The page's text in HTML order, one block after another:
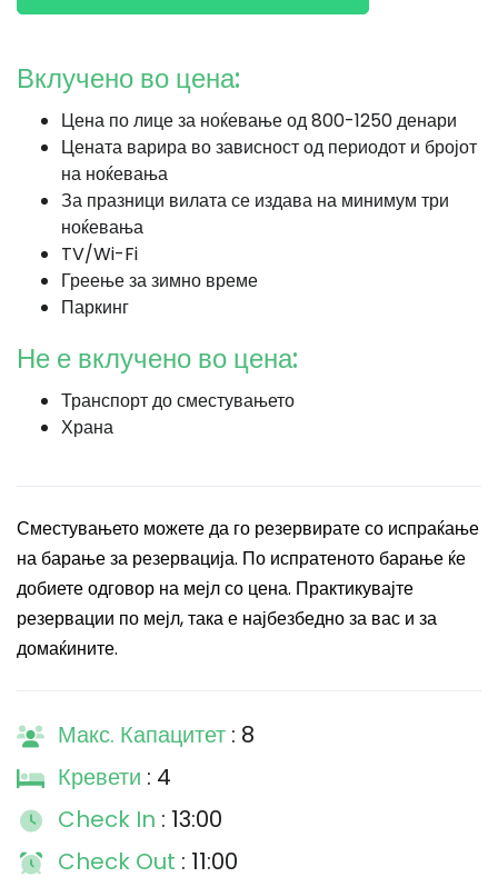
Вклучено во цена:
Цена по лице за ноќевање од 800-1250 денари
Цената варира во зависност од периодот и бројот
на ноќевања
За празници вилата се издава на минимум три
ноќевања
TV/Wi-Fi
Греење за зимно време
Паркинг
Не е вклучено во цена:
Транспорт до сместувањето
Храна
Сместувањето можете да го резервирате со испраќање
на барање за резервација. По испратеното барање ќе
добиете одговор на мејл со цена. Практикувајте
резервации по мејл, така е најбезбедно за вас и за
домаќините.
Макс. Капацитет : 8
Кревети : 4
Check In : 13:00
Check Out : 11:00